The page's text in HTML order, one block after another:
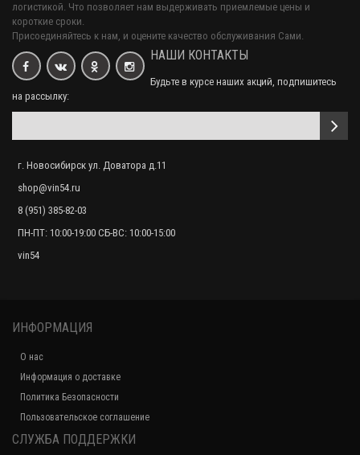
логистикой. Что позволяет нам выдерживать приемлемые цены и
короткие сроки.
Присоединяйтесь к нам, и оцените качество обслуживания Сами.
НАШИ КОНТАКТЫ
Будьте в курсе наших акций, подпишитесь
на рассылку:
г. Новосибирск ул. Доватора д.11
shop@vin54.ru
8 (951) 385-82-03
ПН-ПТ: 10:00-19:00 СБ-ВС: 10:00-15:00
vin54
ИНФОРМАЦИЯ
О нас
Информация о доставке
Политика Безопасности
Пользовательское соглашение
СЛУЖБА ПОДДЕРЖКИ